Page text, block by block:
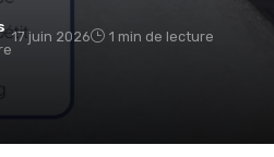
17 juin 2026 1 min de lecture